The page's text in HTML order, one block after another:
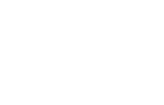
Samorządu
im.
nr 4
Samorządu
im.